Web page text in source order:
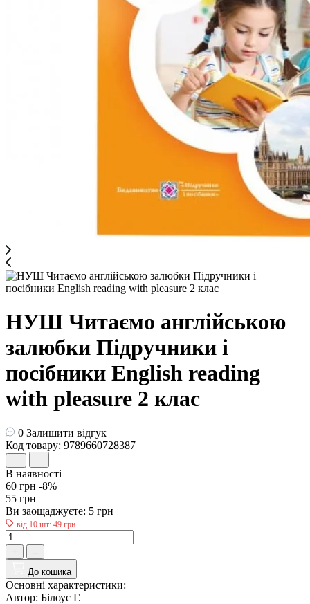
НУШ Читаємо англійською
залюбки Пiдручники i
посiбники English reading
with pleasure 2 клас
0 Залишити відгук
Код товару: 9789660728387
В наявності
60 грн -8%
55 грн
Ви заощаджуєте: 5 грн
від 10 шт: 49 грн
До кошика
Основні характеристики:
Автор: Білоус Г.